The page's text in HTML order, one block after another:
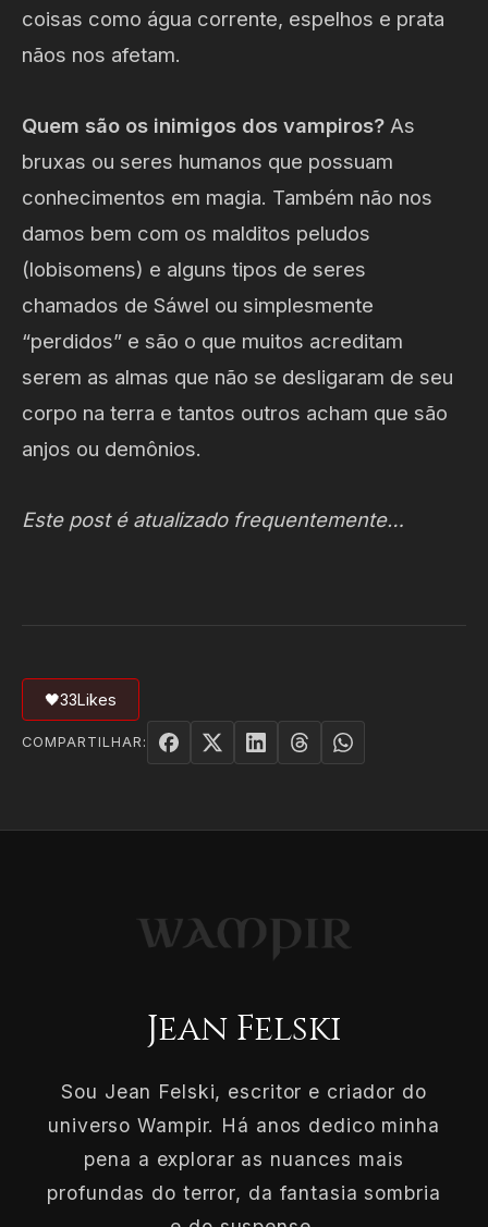
coisas como água corrente, espelhos e prata
nãos nos afetam.
Quem são os inimigos dos vampiros? As
bruxas ou seres humanos que possuam
conhecimentos em magia. Também não nos
damos bem com os malditos peludos
(lobisomens) e alguns tipos de seres
chamados de Sáwel ou simplesmente
“perdidos” e são o que muitos acreditam
serem as almas que não se desligaram de seu
corpo na terra e tantos outros acham que são
anjos ou demônios.
Este post é atualizado frequentemente…
🖤33Likes
COMPARTILHAR:
Jean Felski
Sou Jean Felski, escritor e criador do
universo Wampir. Há anos dedico minha
pena a explorar as nuances mais
profundas do terror, da fantasia sombria